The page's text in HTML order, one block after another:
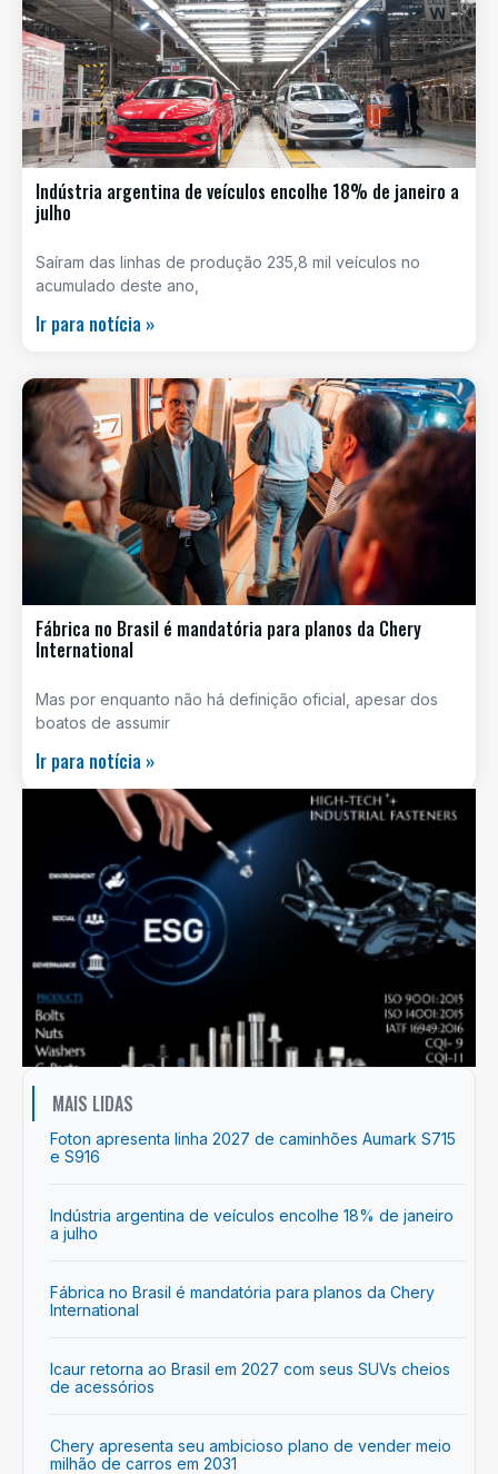
Indústria argentina de veículos encolhe 18% de janeiro a
julho
Saíram das linhas de produção 235,8 mil veículos no
acumulado deste ano,
Ir para notícia »
Fábrica no Brasil é mandatória para planos da Chery
International
Mas por enquanto não há definição oficial, apesar dos
boatos de assumir
Ir para notícia »
MAIS LIDAS
Foton apresenta linha 2027 de caminhões Aumark S715
e S916
Indústria argentina de veículos encolhe 18% de janeiro
a julho
Fábrica no Brasil é mandatória para planos da Chery
International
Icaur retorna ao Brasil em 2027 com seus SUVs cheios
de acessórios
Chery apresenta seu ambicioso plano de vender meio
milhão de carros em 2031